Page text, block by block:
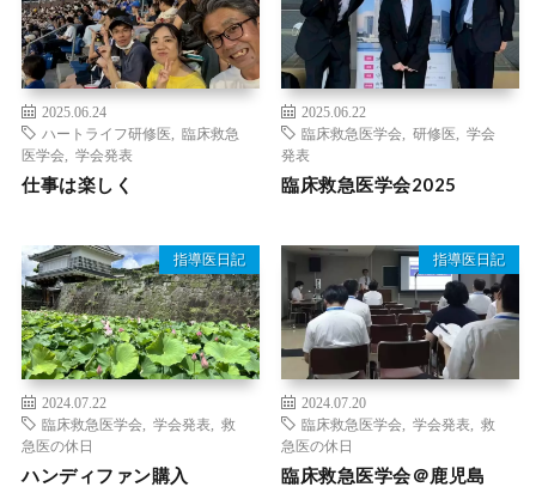
2025.06.24
ハートライフ研修医
臨床救急
医学会
学会発表
仕事は楽しく
2025.06.22
臨床救急医学会
研修医
学会
発表
臨床救急医学会2025
指導医日記
2024.07.22
臨床救急医学会
学会発表
救
急医の休日
ハンディファン購入
指導医日記
2024.07.20
臨床救急医学会
学会発表
救
急医の休日
臨床救急医学会＠鹿児島